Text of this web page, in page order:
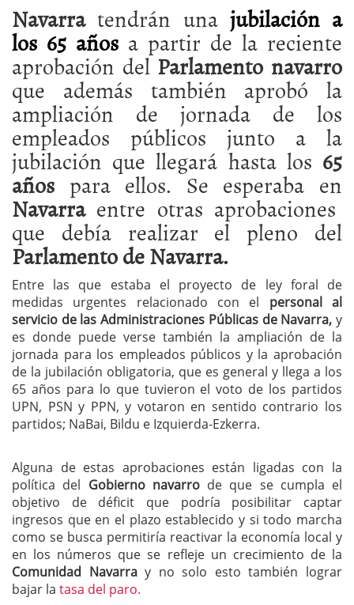
Navarratendrán una jubilación a
los 65 años a partir de la reciente
aprobación delParlamento navarro
que además también aprobó la
ampliación de jornada de los
empleados públicos junto a la
jubilación que llegará hasta los 65
años para ellos. Se esperaba en
Navarraentre otras aprobaciones
que debía realizar el pleno del
Parlamento de Navarra.
Entre las que estaba el proyecto de ley foral de
medidas urgentes relacionado con el personal al
servicio de las Administraciones Públicas de Navarra, y
es donde puede verse también la ampliación de la
jornada para los empleados públicos y la aprobación
de la jubilación obligatoria, que es general y llega a los
65 años para lo que tuvieron el voto de los partidos
UPN, PSN y PPN, y votaron en sentido contrario los
partidos; NaBai, Bildu e Izquierda-Ezkerra.
Alguna de estas aprobaciones están ligadas con la
política del Gobierno navarrode que se cumpla el
objetivo de déficit que podría posibilitar captar
ingresos que en el plazo establecido y si todo marcha
como se busca permitiría reactivar la economía local y
en los números que se refleje un crecimiento de la
Comunidad Navarray no solo esto también lograr
bajar la tasa del paro.